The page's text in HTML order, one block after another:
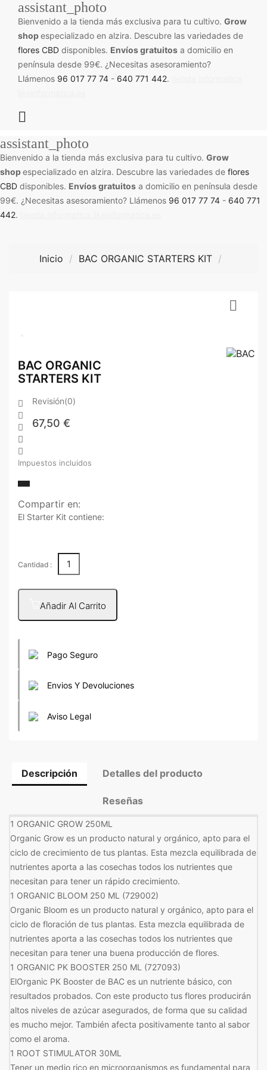
assistant_photo
Bienvenido a la tienda más exclusiva para tu cultivo. Grow
shopespecializado en alzira. Descubre las variedades de
flores CBD disponibles. Envíos gratuitos a domicilio en
península desde 99€. ¿Necesitas asesoramiento?
Llámenos 96 017 77 74 - 640 771 442.

assistant_photo
Bienvenido a la tienda más exclusiva para tu cultivo. Grow
shopespecializado en alzira. Descubre las variedades de flores
CBD disponibles. Envíos gratuitos a domicilio en península desde
99€. ¿Necesitas asesoramiento? Llámenos 96 017 77 74 - 640 771
442.
Inicio BAC ORGANIC STARTERS KIT

BAC ORGANIC
STARTERS KIT





Revisión(0)
67,50 €
Impuestos incluidos
Compartir en:
El Starter Kit contiene:
Cantidad :
Añadir Al Carrito
Pago Seguro
Envios Y Devoluciones
Aviso Legal
Descripción Detalles del producto
Reseñas
1 ORGANIC GROW 250ML
Organic Grow es un producto natural y orgánico, apto para el
ciclo de crecimiento de tus plantas. Esta mezcla equilibrada de
nutrientes aporta a las cosechas todos los nutrientes que
necesitan para tener un rápido crecimiento.
1 ORGANIC BLOOM 250 ML (729002)
Organic Bloom es un producto natural y orgánico, apto para el
ciclo de floración de tus plantas. Esta mezcla equilibrada de
nutrientes aporta a las cosechas todos los nutrientes que
necesitan para tener una buena producción de flores.
1 ORGANIC PK BOOSTER 250 ML (727093)
ElOrganic PK Booster de BAC es un nutriente básico, con
resultados probados. Con este producto tus flores producirán
altos niveles de azúcar asegurados, de forma que su calidad
es mucho mejor. También afecta positivamente tanto al sabor
como el aroma.
1 ROOT STIMULATOR 30ML
Tener un medio rico en microorganismos es fundamental para